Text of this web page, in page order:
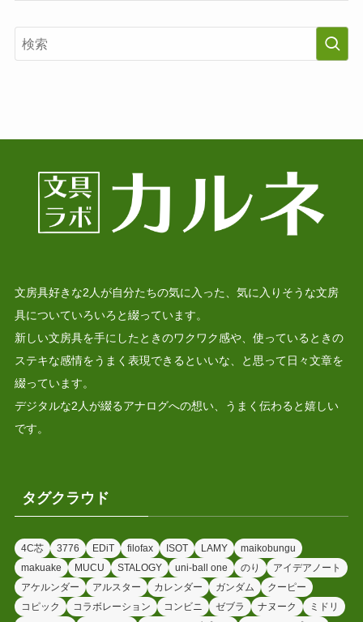
文房具好きな2人が自分たちの気に入った、気に入りそうな文房
具についていろいろと綴っています。
新しい文房具を手にしたときのワクワク感や、使っているときの
ステキな感情をうまく表現できるといいな、と思って日々文章を
綴っています。
デジタルな2人が綴るアナログへの想い、うまく伝わると嬉しい
です。
タグクラウド
4C芯 3776 EDiT filofax ISOT LAMY
maikobungu
makuake
MUCU STALOGY uni-ball one のり
アイデアノート
アケルンダー
アルスター カレンダー ガンダム
クーピー
コピック
コラボレーション コンビニ ゼブラ ナヌーク
ミドリ